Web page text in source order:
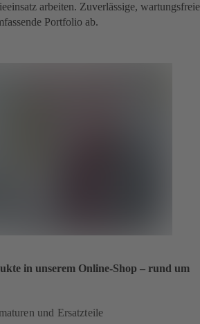
arbeiten. Zuverlässige, wartungsfreie
Portfolio ab.
in unserem Online-Shop – rund um
und Ersatzteile